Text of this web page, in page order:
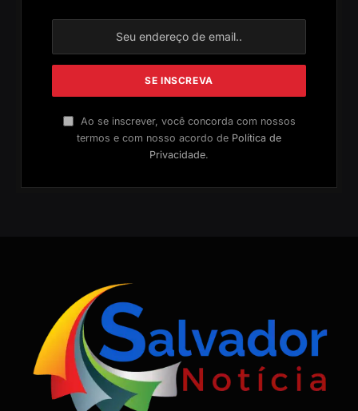
Ao se inscrever, você concorda com nossos
termos e com nosso acordo de Política de
Privacidade.